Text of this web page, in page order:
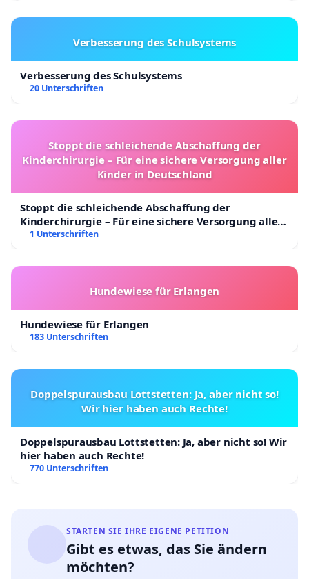
Verbesserung des Schulsystems
Verbesserung des Schulsystems
20 Unterschriften
Stoppt die schleichende Abschaffung der
Kinderchirurgie – Für eine sichere Versorgung aller
Kinder in Deutschland
Stoppt die schleichende Abschaffung der
Kinderchirurgie – Für eine sichere Versorgung aller
Kinder in Deutschland
1 Unterschriften
Hundewiese für Erlangen
Hundewiese für Erlangen
183 Unterschriften
Doppelspurausbau Lottstetten: Ja, aber nicht so!
Wir hier haben auch Rechte!
Doppelspurausbau Lottstetten: Ja, aber nicht so! Wir
hier haben auch Rechte!
770 Unterschriften
STARTEN SIE IHRE EIGENE PETITION
Gibt es etwas, das Sie ändern
möchten?